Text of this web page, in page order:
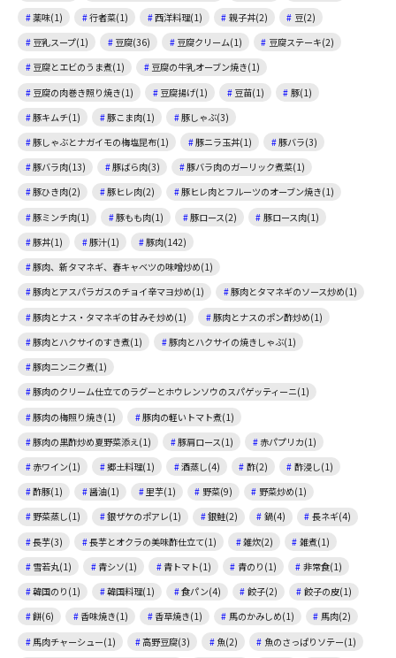
薬味(1)
行者菜(1) 西洋料理(1) 親子丼(2)
豆(2)
豆乳スープ(1)
豆腐(36) 豆腐クリーム(1)
豆腐ステーキ(2)
豆腐とエビのうま煮(1)
豆腐の牛乳オーブン焼き(1)
豆腐の肉巻き照り焼き(1)
豆腐揚げ(1) 豆苗(1)
豚(1)
豚キムチ(1)
豚こま肉(1)
豚しゃぶ(3)
豚しゃぶとナガイモの梅塩昆布(1)
豚ニラ玉丼(1)
豚バラ(3)
豚バラ肉(13)
豚ばら肉(3)
豚バラ肉のガーリック煮菜(1)
豚ひき肉(2)
豚ヒレ肉(2)
豚ヒレ肉とフルーツのオーブン焼き(1)
豚ミンチ肉(1)
豚もも肉(1) 豚ロース(2)
豚ロース肉(1)
豚丼(1)
豚汁(1)
豚肉(142)
豚肉、新タマネギ、春キャベツの味噌炒め(1)
豚肉とアスパラガスのチョイ辛マヨ炒め(1)
豚肉とタマネギのソース炒め(1)
豚肉とナス・タマネギの甘みそ炒め(1)
豚肉とナスのポン酢炒め(1)
豚肉とハクサイのすき煮(1)
豚肉とハクサイの焼きしゃぶ(1)
豚肉ニンニク煮(1)
豚肉のクリーム仕立てのラグーとホウレンソウのスパゲッティーニ(1)
豚肉の梅照り焼き(1)
豚肉の軽いトマト煮(1)
豚肉の黒酢炒め夏野菜添え(1)
豚肩ロース(1)
赤パプリカ(1)
赤ワイン(1)
郷土料理(1) 酒蒸し(4) 酢(2)
酢浸し(1)
酢豚(1)
醤油(1) 里芋(1) 野菜(9)
野菜炒め(1)
野菜蒸し(1)
銀ザケのポアレ(1) 銀鮭(2) 鍋(4)
長ネギ(4)
長芋(3)
長芋とオクラの美味酢仕立て(1) 雑炊(2)
雑煮(1)
雪若丸(1)
青シソ(1) 青トマト(1) 青のり(1)
非常食(1)
韓国のり(1)
韓国料理(1) 食パン(4) 餃子(2)
餃子の皮(1)
餅(6)
香味焼き(1) 香草焼き(1) 馬のかみしめ(1)
馬肉(2)
馬肉チャーシュー(1)
高野豆腐(3) 魚(2)
魚のさっぱりソテー(1)